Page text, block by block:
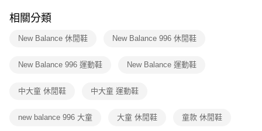
※ 交易是否成功請以「AFTEE先享後付 」之結帳頁面顯示為準，若有關於
是否繳費成功／繳費後需取消欲退款等相關疑問，請聯繫「AFTEE先享後付
客戶支援中心」 https://netprotections.freshdesk.com/support/home
１．透過由恩沛科技股份有限公司提供之「AFTEE先享後付」服務完成之交
權轉讓予恩沛科技股份有限公司。
３．未成年的使用者請事先徵得法定代理人或監護人之同意方可使用
相關分類
New Balance 休閒鞋 New Balance 996 休閒鞋
New Balance 996 運動鞋 New Balance 運動鞋
中大童 休閒鞋 中大童 運動鞋
new balance 996 大童 大童 休閒鞋 童款 休閒鞋